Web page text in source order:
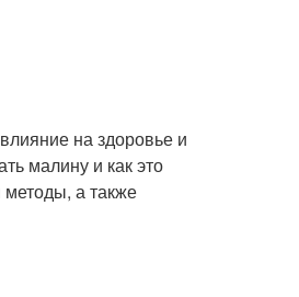
на здоровье и
малину и как это
а также